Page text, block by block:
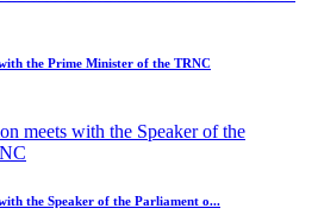
the Prime Minister of the TRNC
the Speaker of the Parliament o...